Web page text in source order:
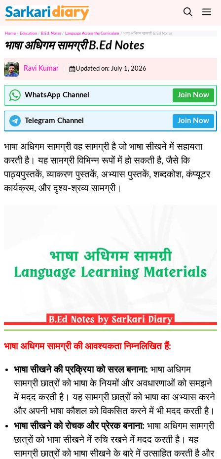
Skip
to
content
Home / Education / B.Ed. Notes / Language Across the Curriculum / भाषा अधिगम सामग्री B.Ed Notes
भाषा अधिगम सामग्री B.Ed Notes
Ravi Kumar Updated on: July 1, 2026
WhatsApp Channel Join Now
Telegram Channel Join Now
भाषा अधिगम सामग्री वह सामग्री है जो भाषा सीखने में सहायता
करती है। यह सामग्री विभिन्न रूपों में हो सकती है, जैसे कि
पाठ्यपुस्तकें, व्याकरण पुस्तकें, अभ्यास पुस्तकें, शब्दकोश, कंप्यूटर
कार्यक्रम, और दृश्य-श्रव्य सामग्री।
भाषा अधिगम सामग्री की आवश्यकता निम्नलिखित हैं:
भाषा सीखने की प्रक्रिया को सरल बनाना: भाषा अधिगम
सामग्री छात्रों को भाषा के नियमों और अवधारणाओं को समझने
में मदद करती है। यह सामग्री छात्रों को भाषा का अभ्यास करने
और अपनी भाषा कौशल को विकसित करने में भी मदद करती है।
भाषा सीखने को रोचक और प्रेरक बनाना: भाषा अधिगम सामग्री
छात्रों को भाषा सीखने में रुचि रखने में मदद करती है। यह
सामग्री छात्रों को भाषा सीखने के बारे में उत्साहित करती है और